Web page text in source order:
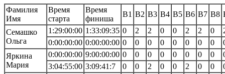
Фамилия
Имя
Время
старта
Время
финиша
В1 В2 В3 В4 В5 В6 В7 В8
Семашко
Ольга
1:29:00:00 1:33:09:35 0 2 2 0 0 2 2 0
0:00:00:00 0:00:00:00 0 0 0 0 0 0 0 0
Яркина
Мария
0:00:00:00 9:00:00:00 0 0 0 0 0 0 0 0
3:04:55:00 3:09:41:7 0 0 2 0 0 2 0 0